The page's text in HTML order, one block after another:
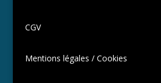
CGV
Mentions légales / Cookies